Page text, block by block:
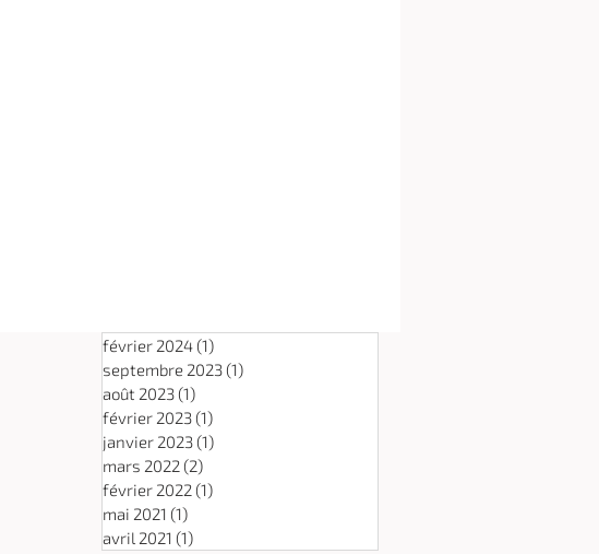
février 2024 (1)
septembre 2023 (1)
août 2023 (1)
février 2023 (1)
janvier 2023 (1)
mars 2022 (2)
février 2022 (1)
mai 2021 (1)
avril 2021 (1)